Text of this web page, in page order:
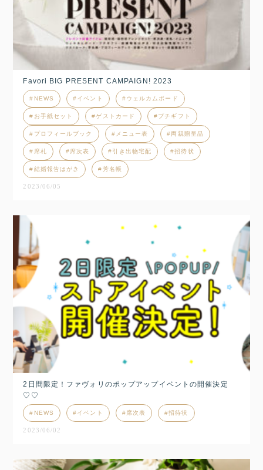
Favori BIG PRESENT CAMPAIGN! 2023
NEWS イベント ウェルカムボード
お手紙セット ゲストカード プチギフト
プロフィールブック メニュー表 両親贈呈品
席札 席次表 引き出物宅配 招待状
結婚報告はがき 芳名帳
2023/06/05
2日間限定！ファヴォリのポップアップイベントの開催決定
♡♡
NEWS イベント 席次表 招待状
2023/06/02